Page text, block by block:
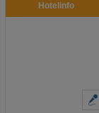
Hotelinfo